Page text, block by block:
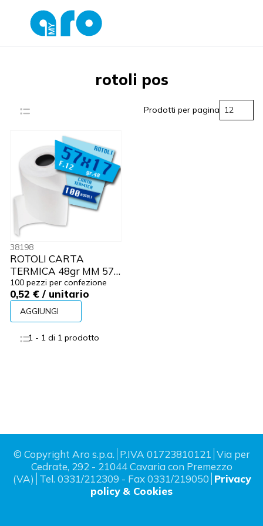
rotoli pos
Prodotti per pagina 12
38198
ROTOLI CARTA
TERMICA 48gr MM 57
D.38 F.12 BIANCHI
ECO-PACK FSC
100 pezzi per confezione
0,52 € / unitario
AGGIUNGI
1 - 1 di 1 prodotto
© Copyright Aro s.p.a. P.IVA 01723810121 Via per
Cedrate, 292 - 21044 Cavaria con Premezzo
(VA) Tel. 0331/212309 - Fax 0331/219050 Privacy
policy & Cookies